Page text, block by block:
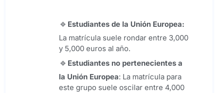
Estudiantes de la Unión Europea:
La matrícula suele rondar entre 3,000
y 5,000 euros al año.
Estudiantes no pertenecientes a
la Unión Europea: La matrícula para
este grupo suele oscilar entre 4,000